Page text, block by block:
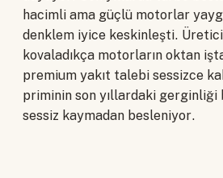
hacimli ama güçlü motorlar
denklem iyice keskinleşti.
kovaladıkça motorların oktan
premium yakıt talebi sessizce
priminin son yıllardaki gerginliği
sessiz kaymadan besleniyor.